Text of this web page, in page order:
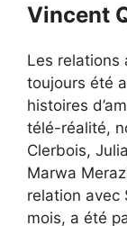
Vincent
Les relations
toujours été
histoires
télé-réalité,
Clerbois,
Marwa
relation avec
mois, a été